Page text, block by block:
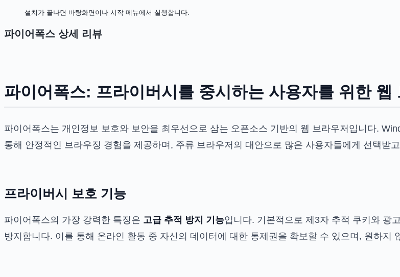
설치가 끝나면 바탕화면이나 시작 메뉴에서 실행합니다.
파이어폭스 상세 리뷰
파이어폭스: 프라이버시를 중시하는 사용자를 위한 웹
파이어폭스는 개인정보 보호와 보안을 최우선으로 삼는 오픈소스 기반의 웹 브라우저입니다.
통해 안정적인 브라우징 경험을 제공하며, 주류 브라우저의 대안으로 많은 사용자들에게 선택받
프라이버시 보호 기능
파이어폭스의 가장 강력한 특징은 고급 추적 방지 기능입니다. 기본적으로 제3자 추적 쿠키와 광
방지합니다. 이를 통해 온라인 활동 중 자신의 데이터에 대한 통제권을 확보할 수 있으며, 원하지